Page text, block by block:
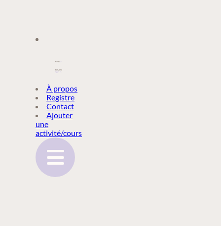
REGISTRE
CONTACT
À propos
Registre
Contact
Ajouter
une
activité/cours